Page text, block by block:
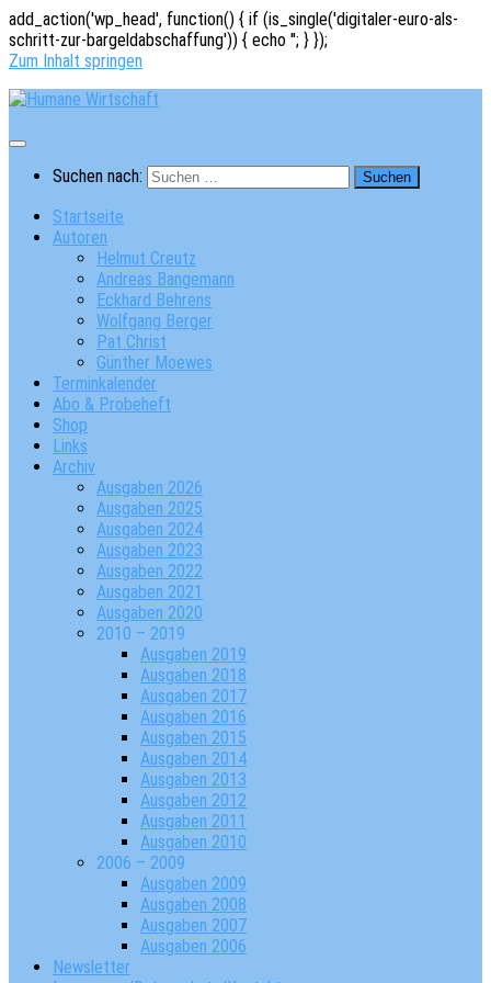
add_action('wp_head', function() { if (is_single('digitaler-euro-als-
schritt-zur-bargeldabschaffung')) { echo ''; } });
Zum Inhalt springen
Suchen nach:
Startseite
Autoren
Helmut Creutz
Andreas Bangemann
Eckhard Behrens
Wolfgang Berger
Pat Christ
Günther Moewes
Terminkalender
Abo & Probeheft
Shop
Links
Archiv
Ausgaben 2026
Ausgaben 2025
Ausgaben 2024
Ausgaben 2023
Ausgaben 2022
Ausgaben 2021
Ausgaben 2020
2010 – 2019
Ausgaben 2019
Ausgaben 2018
Ausgaben 2017
Ausgaben 2016
Ausgaben 2015
Ausgaben 2014
Ausgaben 2013
Ausgaben 2012
Ausgaben 2011
Ausgaben 2010
2006 – 2009
Ausgaben 2009
Ausgaben 2008
Ausgaben 2007
Ausgaben 2006
Newsletter